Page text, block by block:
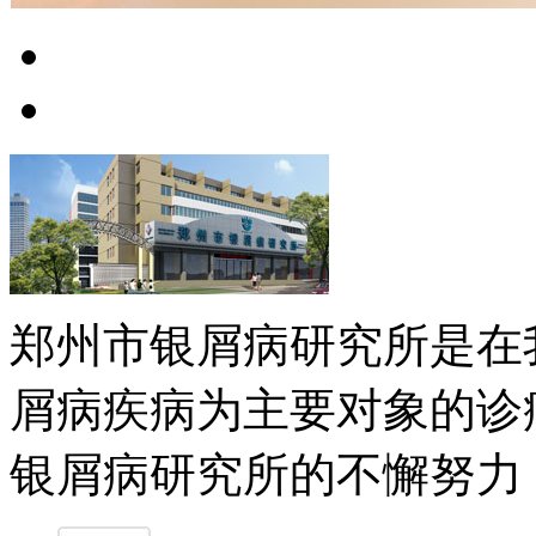
郑州市银屑病研究所是
屑病疾病为主要对象的
银屑病研究所的不懈努